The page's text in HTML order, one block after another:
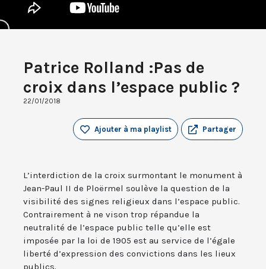
Patrice Rolland :Pas de
croix dans l’espace public ?
22/01/2018
Partager
Ajouter à ma playlist
L’interdiction de la croix surmontant le monument à
Jean-Paul II de Ploërmel soulève la question de la
visibilité des signes religieux dans l’espace public.
Contrairement à ne vison trop répandue la
neutralité de l’espace public telle qu’elle est
imposée par la loi de 1905 est au service de l’égale
liberté d’expression des convictions dans les lieux
publics.